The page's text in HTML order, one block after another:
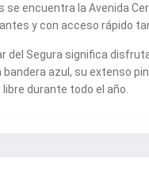
encuentra la Avenida
y con acceso rápido
del Segura significa
bandera azul, su extenso
durante todo el año.